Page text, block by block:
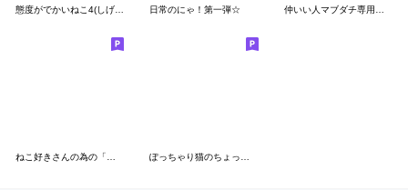
態度がでかいねこ4(しげねこ) 日常のにゃ！第一弾☆ 仲いい人マブダチ専用三毛猫